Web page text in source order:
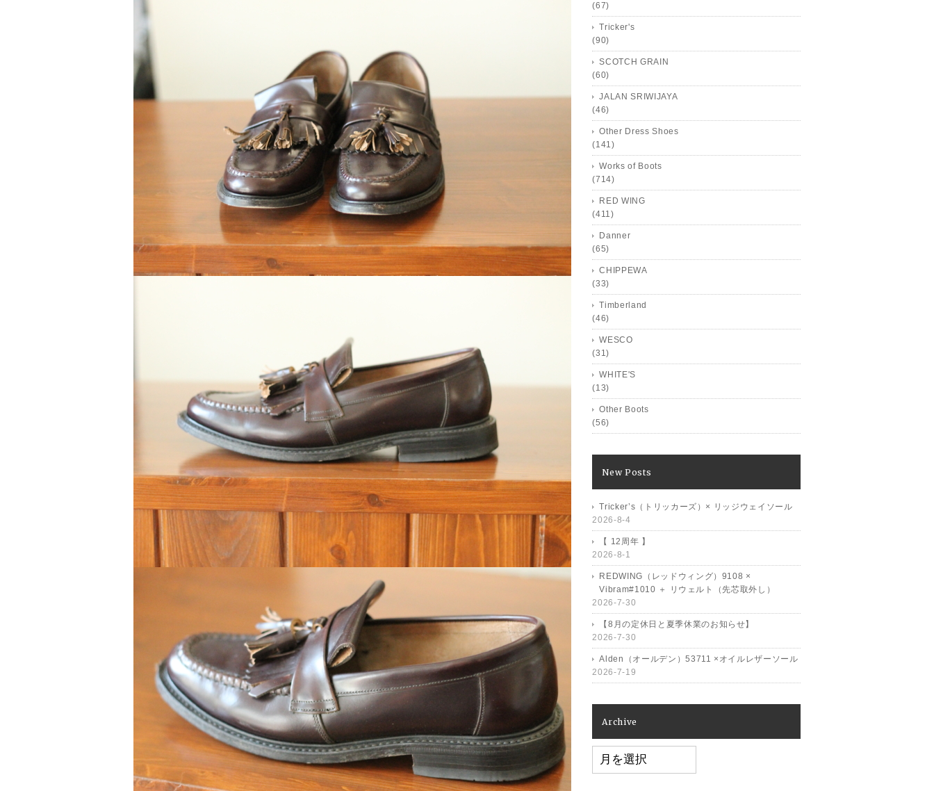
(67)
Tricker's
(90)
SCOTCH GRAIN
(60)
JALAN SRIWIJAYA
(46)
Other Dress Shoes
(141)
Works of Boots
(714)
RED WING
(411)
Danner
(65)
CHIPPEWA
(33)
Timberland
(46)
WESCO
(31)
WHITE'S
(13)
Other Boots
(56)
New Posts
Tricker’s（トリッカーズ）× リッジウェイソール
2026-8-4
【 12周年 】
2026-8-1
REDWING（レッドウィング）9108 ×
Vibram#1010 ＋ リウェルト（先芯取外し）
2026-7-30
【8月の定休日と夏季休業のお知らせ】
2026-7-30
Alden（オールデン）53711 ×オイルレザーソール
2026-7-19
Archive
Archive